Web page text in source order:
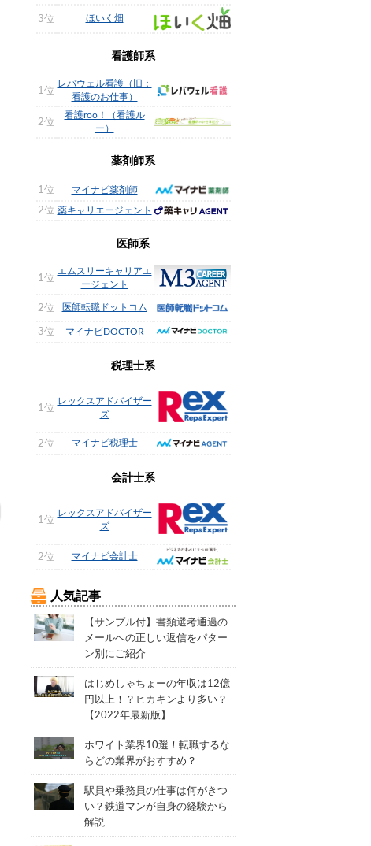
3位 ほいく畑
看護師系
1位
レバウェル看護（旧：
看護のお仕事）
2位
看護roo！（看護ル
ー）
薬剤師系
1位 マイナビ薬剤師
2位 薬キャリエージェント
医師系
1位
エムスリーキャリアエ
ージェント
2位 医師転職ドットコム
3位 マイナビDOCTOR
税理士系
1位
レックスアドバイザー
ズ
2位 マイナビ税理士
会計士系
1位
レックスアドバイザー
ズ
2位 マイナビ会計士
人気記事
【サンプル付】書類選考通過の
メールへの正しい返信をパター
ン別にご紹介
はじめしゃちょーの年収は12億
円以上！？ヒカキンより多い？
【2022年最新版】
ホワイト業界10選！転職するな
らどの業界がおすすめ？
駅員や乗務員の仕事は何がきつ
い？鉄道マンが自身の経験から
解説